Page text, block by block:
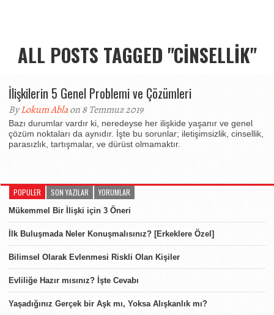
ALL POSTS TAGGED "CINSELLIK"
İlişkilerin 5 Genel Problemi ve Çözümleri
ByLokum Ablaon 8 Temmuz 2019
Bazı durumlar vardır ki, neredeyse her ilişkide yaşanır ve genel
çözüm noktaları da aynıdır. İşte bu sorunlar; iletişimsizlik, cinsellik,
parasızlık, tartışmalar, ve dürüst olmamaktır.
POPULER SON YAZILAR YORUMLAR
Mükemmel Bir İlişki için 3 Öneri
İlk Buluşmada Neler Konuşmalısınız? [Erkeklere Özel]
Bilimsel Olarak Evlenmesi Riskli Olan Kişiler
Evliliğe Hazır mısınız? İşte Cevabı
Yaşadığınız Gerçek bir Aşk mı, Yoksa Alışkanlık mı?